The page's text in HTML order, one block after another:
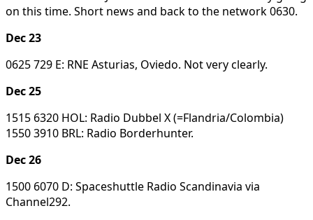
on this time. Short news and back to the network 0630.
Dec 23
0625 729 E: RNE Asturias, Oviedo. Not very clearly.
Dec 25
1515 6320 HOL: Radio Dubbel X (=Flandria/Colombia)
1550 3910 BRL: Radio Borderhunter.
Dec 26
1500 6070 D: Spaceshuttle Radio Scandinavia via
Channel292.